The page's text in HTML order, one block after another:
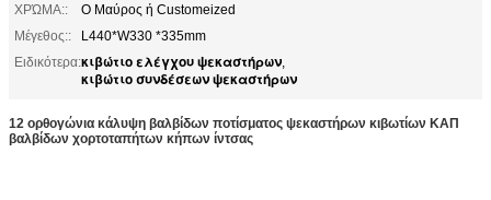
ΧΡΏΜΑ::
Ο Μαύρος ή Customeized
Μέγεθος::
L440*W330 *335mm
Ειδικότερα:κιβώτιο ελέγχου ψεκαστήρων,
κιβώτιο συνδέσεων ψεκαστήρων
12 ορθογώνια κάλυψη βαλβίδων ποτίσματος ψεκαστήρων κιβωτίων ΚΑΠ
βαλβίδων χορτοταπήτων κήπων ίντσας